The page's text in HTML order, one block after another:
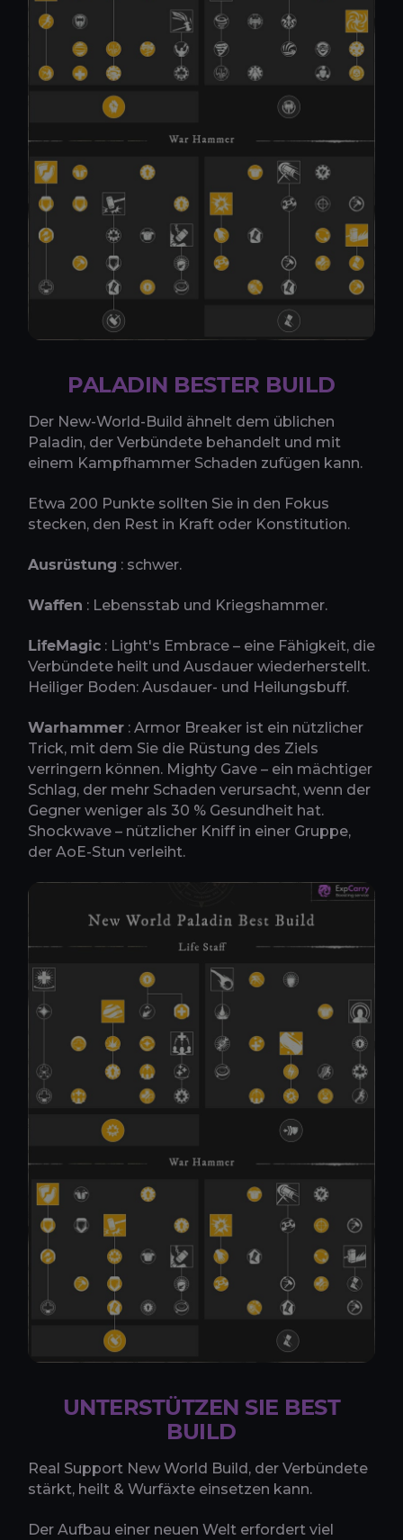
PALADIN BESTER BUILD
Der New-World-Build ähnelt dem üblichen
Paladin, der Verbündete behandelt und mit
einem Kampfhammer Schaden zufügen kann.
Etwa 200 Punkte sollten Sie in den Fokus
stecken, den Rest in Kraft oder Konstitution.
Ausrüstung : schwer.
Waffen : Lebensstab und Kriegshammer.
LifeMagic : Light's Embrace – eine Fähigkeit, die
Verbündete heilt und Ausdauer wiederherstellt.
Heiliger Boden: Ausdauer- und Heilungsbuff.
Warhammer : Armor Breaker ist ein nützlicher
Trick, mit dem Sie die Rüstung des Ziels
verringern können. Mighty Gave – ein mächtiger
Schlag, der mehr Schaden verursacht, wenn der
Gegner weniger als 30 % Gesundheit hat.
Shockwave – nützlicher Kniff in einer Gruppe,
der AoE-Stun verleiht.
UNTERSTÜTZEN SIE BEST
BUILD
Real Support New World Build, der Verbündete
stärkt, heilt & Wurfäxte einsetzen kann.
Der Aufbau einer neuen Welt erfordert viel